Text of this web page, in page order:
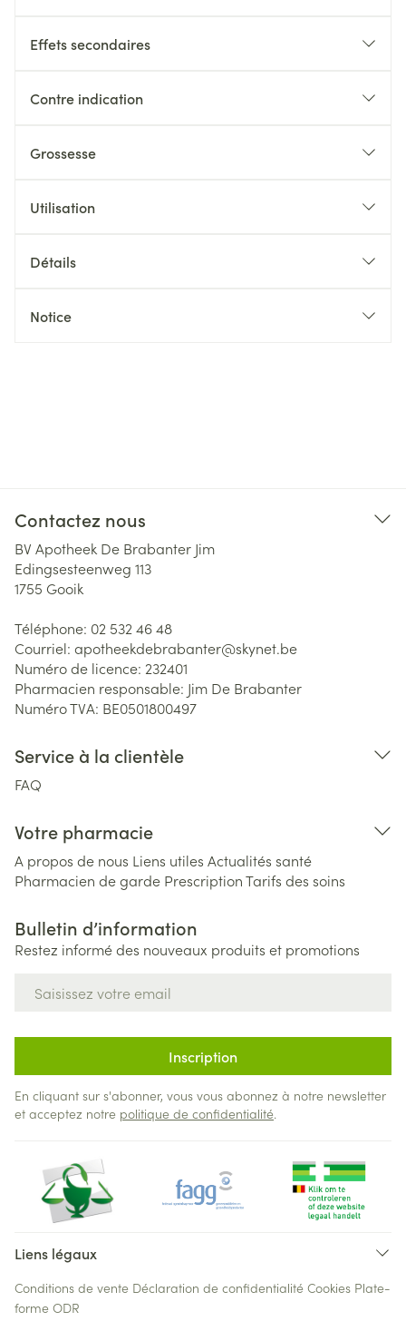
Effets secondaires
Contre indication
Grossesse
Utilisation
Détails
Notice
Contactez nous
BV Apotheek De Brabanter Jim
Edingsesteenweg 113
1755 Gooik
Téléphone: 02 532 46 48
Courriel: apotheekdebrabanter@skynet.be
Numéro de licence: 232401
Pharmacien responsable: Jim De Brabanter
Numéro TVA: BE0501800497
Service à la clientèle
FAQ
Votre pharmacie
A propos de nous Liens utiles Actualités santé
Pharmacien de garde PrescriptionTarifs des soins
Bulletin d’information
Restez informé des nouveaux produits et promotions
Inscription
En cliquant sur s'abonner, vous vous abonnez à notre newsletter
et acceptez notre politique de confidentialité.
Liens légaux
Conditions de vente Déclaration de confidentialité Cookies Plate-
forme ODR